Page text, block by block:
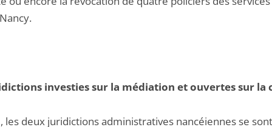
investies sur la médiation et ouvertes sur la
les deux juridictions administratives nancéiennes se sont